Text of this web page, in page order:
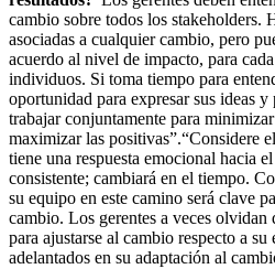
cambio sobre todos los stakeholders.
asociadas a cualquier cambio, pero
acuerdo al nivel de impacto, para
individuos. Si toma tiempo para
oportunidad para expresar sus ideas
trabajar conjuntamente para
maximizar las positivas”.“Considere
tiene una respuesta emocional hacia
consistente; cambiará en el tiempo.
su equipo en este camino será clave
cambio. Los gerentes a veces olvidan
para ajustarse al cambio respecto a su
adelantados en su adaptación al